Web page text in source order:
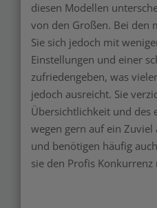
diesen Modellen
von den Großen. Bei den
Sie sich jedoch mit
Einstellungen und einer
zufriedengeben, was
jedoch ausreicht. Sie
Übersichtlichkeit und des
wegen gern auf ein
und benötigen häufig
sie den Profis